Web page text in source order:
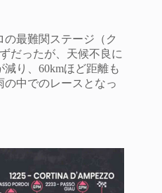
の最難関ステージ（ク
だったが、天候不良に
り、60kmほど距離も
中でのレースとなっ